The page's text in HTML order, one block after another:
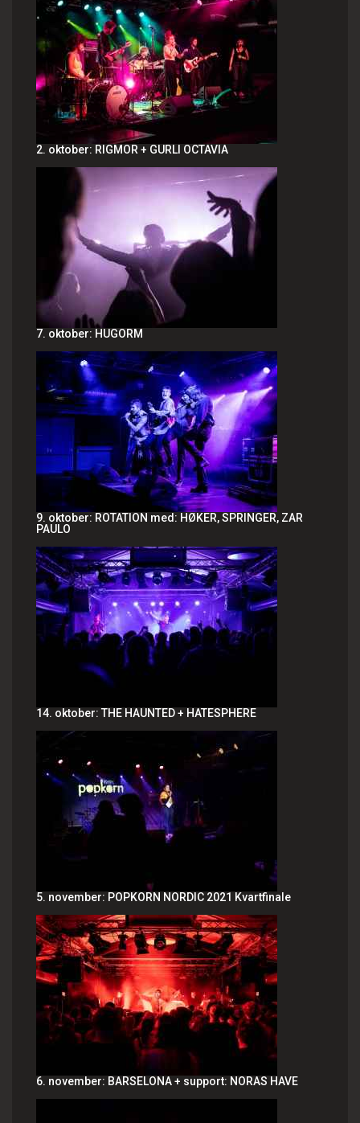
2. oktober: RIGMOR + GURLI OCTAVIA
7. oktober: HUGORM
9. oktober: ROTATION med: HØKER, SPRINGER, ZAR
PAULO
14. oktober: THE HAUNTED + HATESPHERE
5. november: POPKORN NORDIC 2021 Kvartfinale
6. november: BARSELONA + support: NORAS HAVE